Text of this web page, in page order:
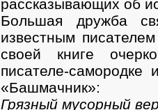
рассказывающих об
Большая дружба
известным
своей книге
писателе-самородке
«Башмачник»:
Грязный мусорный